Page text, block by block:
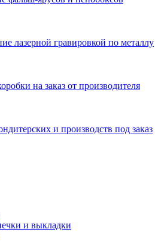
лазерной гравировкой по металлу
на заказ от производителя
и производств под заказ
и выкладки